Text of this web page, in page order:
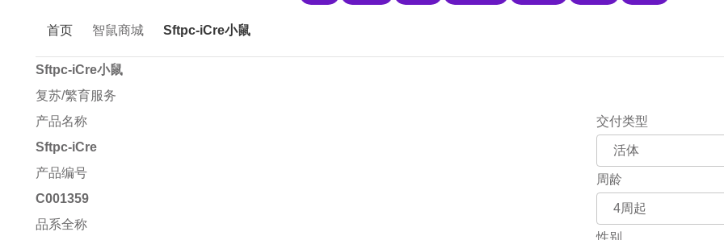
首页 智鼠商城 Sftpc-iCre小鼠
Sftpc-iCre小鼠
复苏/繁育服务
产品名称
Sftpc-iCre
产品编号
C001359
品系全称
交付类型
周龄
性别